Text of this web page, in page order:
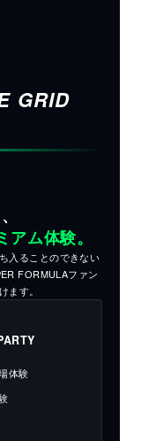
GRID
アム体験。
入ることのできない
FORMULAファン
ます。
体験